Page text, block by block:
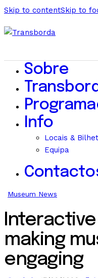
Skip to contentSkip to
Sobre
Info
Locais &
Equipa
Museum News
making
engaging